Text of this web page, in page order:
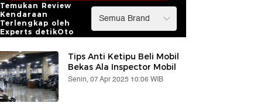
Temukan Review
Kendaraan
Terlengkap oleh
Experts detikOto
Tips Anti Ketipu Beli Mobil
Bekas Ala Inspector Mobil
Senin, 07 Apr 2025 10:06 WIB